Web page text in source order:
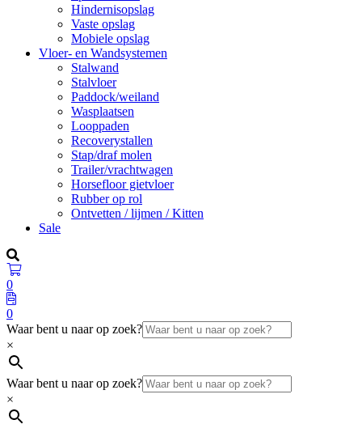
Hindernisopslag
Vaste opslag
Mobiele opslag
Vloer- en Wandsystemen
Stalwand
Stalvloer
Paddock/weiland
Wasplaatsen
Looppaden
Recoverystallen
Stap/draf molen
Trailer/vrachtwagen
Horsefloor gietvloer
Rubber op rol
Ontvetten / lijmen / Kitten
Sale
0
0
Waar bent u naar op zoek?
×
Waar bent u naar op zoek?
×